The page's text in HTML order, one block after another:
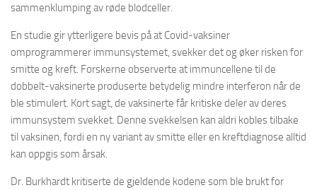
sammenklumping av røde blodceller.
En studie gir ytterligere bevis på at Covid-vaksiner
omprogrammerer immunsystemet, svekker det og øker risken for
smitte og kreft. Forskerne observerte at immuncellene til de
dobbelt-vaksinerte produserte betydelig mindre interferon når de
ble stimulert. Kort sagt, de vaksinerte får kritiske deler av deres
immunsystem svekket. Denne svekkelsen kan aldri kobles tilbake
til vaksinen, fordi en ny variant av smitte eller en kreftdiagnose alltid
kan oppgis som årsak.
Dr. Burkhardt kritiserte de gjeldende kodene som ble brukt for